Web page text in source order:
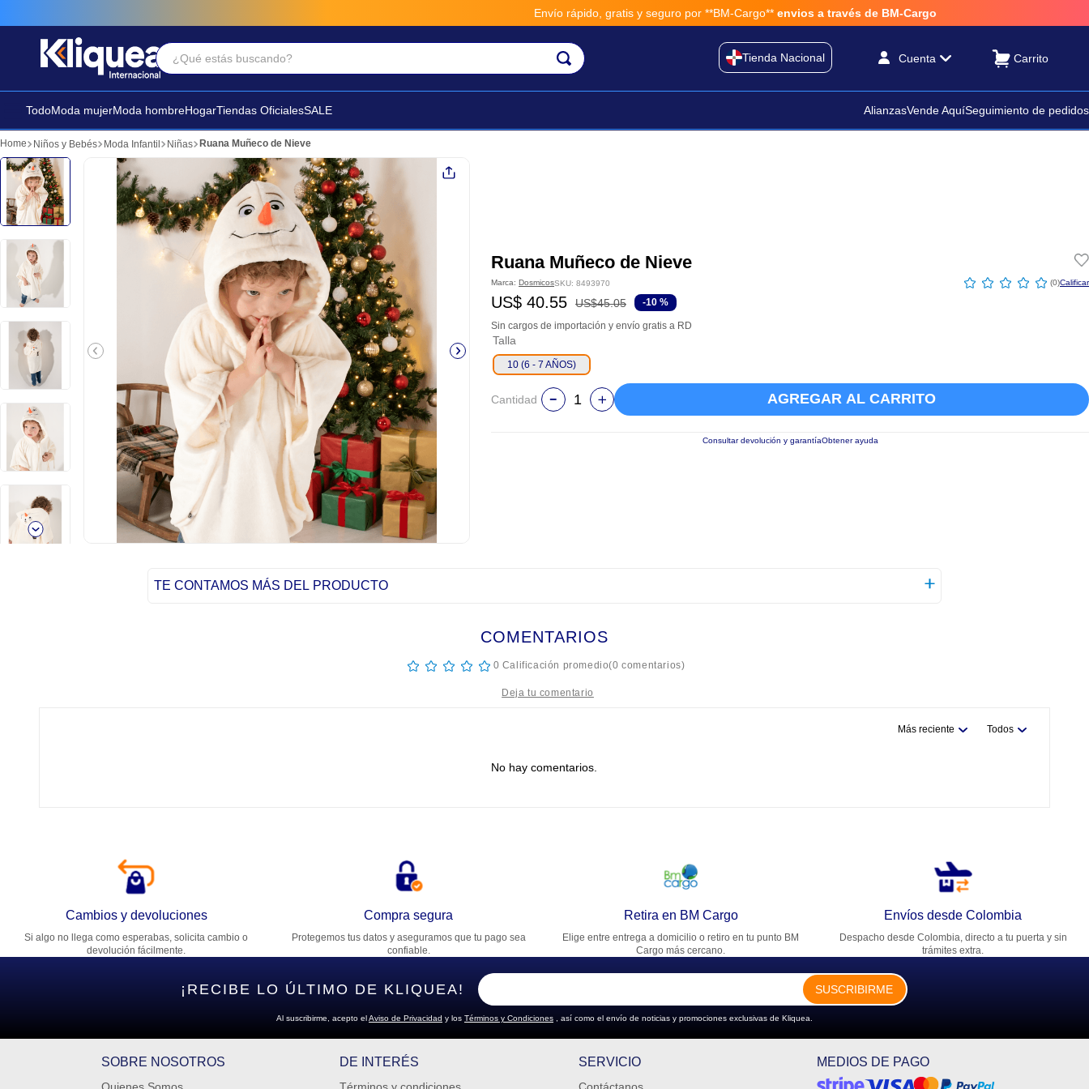
Envío rápido, gratis y seguro por **BM-Cargo** envios a través de BM-Cargo
¿Qué estás buscando?
Tienda Nacional Cuenta
TodoModa mujerModa hombreHogarTiendas OficialesSALE AlianzasVende AquíSeguimiento de pedidos
Niños y Bebés Moda Infantil Niñas Ruana Muñeco de Nieve
Ruana Muñeco de Nieve
Marca: DosmicosSKU: 8493970 ☆ ☆ ☆ ☆ ☆ (0)
US$ 40.55 US$45.05 -10 %
Sin cargos de importación y envío gratis a RD
Talla
10 (6 - 7 AÑOS)
Cantidad AGREGAR AL CARRITO
Consultar devolución y garantíaObtener ayuda
TE CONTAMOS MÁS DEL PRODUCTO
COMENTARIOS
☆ ☆ ☆ ☆ ☆ 0 Calificación promedio(0 comentarios)
Dirección de email
Escribe un comentario
ENVIAR COMENTARIO
Más reciente Todos
No hay comentarios.
Cambios y devoluciones
Si algo no llega como esperabas, solicita cambio o
devolución fácilmente.
Compra segura
Protegemos tus datos y aseguramos que tu pago sea
confiable.
Retira en BM Cargo
Elige entre entrega a domicilio o retiro en tu punto BM
Cargo más cercano.
Envíos desde Colombia
Despacho desde Colombia, directo a tu puerta y sin
trámites extra.
¡RECIBE LO ÚLTIMO DE KLIQUEA! SUSCRIBIRME
Al suscribirme, acepto elAviso de Privacidad y los Términos y Condiciones , así como el envío de noticias y promociones exclusivas de Kliquea.
SOBRE NOSOTROS DE INTERÉS SERVICIO MEDIOS DE PAGO
Términos Más Buscados
2. faldas
3. sandalia